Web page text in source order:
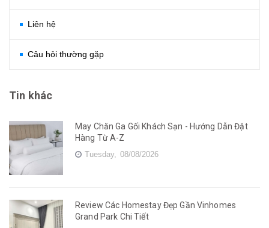
Liên hệ
Câu hỏi thường gặp
Tin khác
May Chăn Ga Gối Khách Sạn - Hướng Dẫn Đặt
Hàng Từ A-Z
Tuesday, 08/08/2026
Review Các Homestay Đẹp Gần Vinhomes
Grand Park Chi Tiết